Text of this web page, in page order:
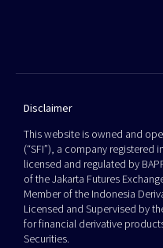
Disclaimer
This website is owned and
(“SFI”), a company registered
licensed and regulated by
of the Jakarta Futures
Member of the Indonesia
Licensed and Supervised by
for financial derivative
Securities.